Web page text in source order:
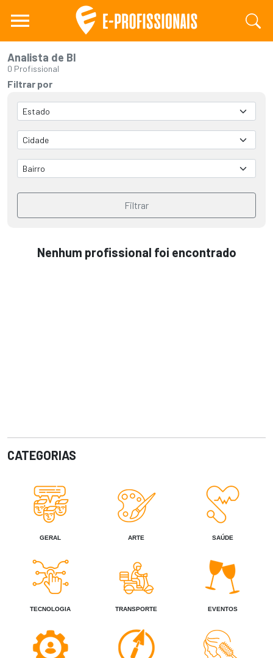
Analista de BI
0 Profissional
Filtrar por
Filtrar
Nenhum profissional foi encontrado
CATEGORIAS
GERAL ARTE SAÚDE
TECNOLOGIA TRANSPORTE EVENTOS